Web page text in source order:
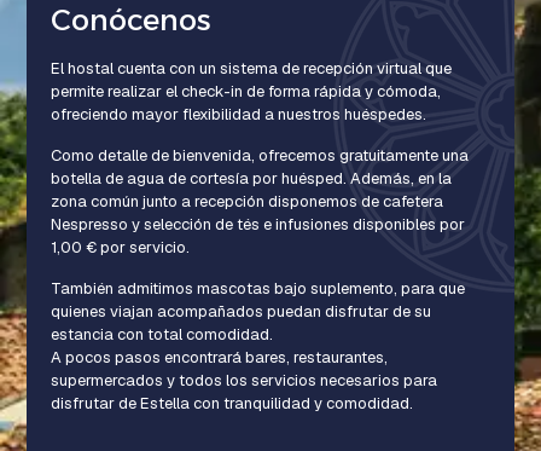
Conócenos
El hostal cuenta con un sistema de recepción virtual que
permite realizar el check-in de forma rápida y cómoda,
ofreciendo mayor flexibilidad a nuestros huéspedes.
Como detalle de bienvenida, ofrecemos gratuitamente una
botella de agua de cortesía por huésped. Además, en la
zona común junto a recepción disponemos de cafetera
Nespresso y selección de tés e infusiones disponibles por
1,00 € por servicio.
También admitimos mascotas bajo suplemento, para que
quienes viajan acompañados puedan disfrutar de su
estancia con total comodidad.
A pocos pasos encontrará bares, restaurantes,
supermercados y todos los servicios necesarios para
disfrutar de Estella con tranquilidad y comodidad.